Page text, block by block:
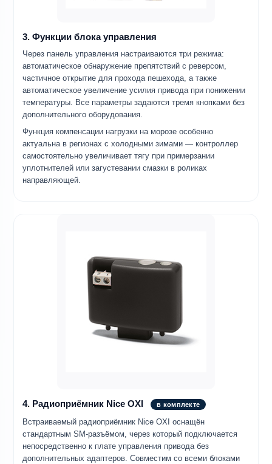
3. Функции блока управления
Через панель управления настраиваются три режима:
автоматическое обнаружение препятствий с реверсом,
частичное открытие для прохода пешехода, а также
автоматическое увеличение усилия привода при понижении
температуры. Все параметры задаются тремя кнопками без
дополнительного оборудования.
Функция компенсации нагрузки на морозе особенно
актуальна в регионах с холодными зимами — контроллер
самостоятельно увеличивает тягу при примерзании
уплотнителей или загустевании смазки в роликах
направляющей.
4. Радиоприёмник Nice OXI в комплекте
Встраиваемый радиоприёмник Nice OXI оснащён
стандартным SM-разъёмом, через который подключается
непосредственно к плате управления привода без
дополнительных адаптеров. Совместим со всеми блоками